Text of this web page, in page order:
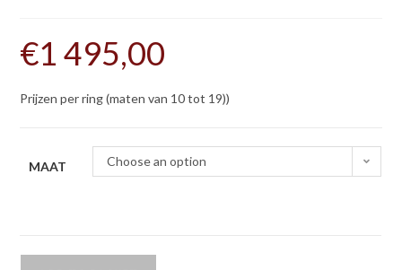
€1 495,00
Prijzen per ring (maten van 10 tot 19))
MAAT Choose an option